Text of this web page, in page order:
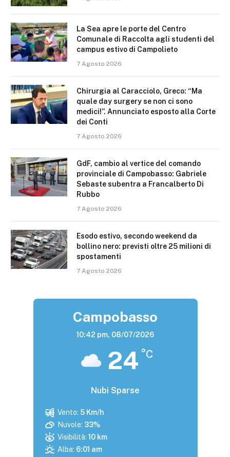
La Sea apre le porte del Centro
Comunale di Raccolta agli studenti del
campus estivo di Campolieto
7 Agosto 2026
Chirurgia al Caracciolo, Greco: “Ma
quale day surgery se non ci sono
medici!”. Annunciato esposto alla Corte
dei Conti
7 Agosto 2026
GdF, cambio al vertice del comando
provinciale di Campobasso: Gabriele
Sebaste subentra a Francalberto Di
Rubbo
7 Agosto 2026
Esodo estivo, secondo weekend da
bollino nero: previsti oltre 25 milioni di
spostamenti
7 Agosto 2026
Campobasso
10:42 pm, 08/07/2026
24 °C
Nubi Sparse
Vento: 5 Km/h
Nuvole: 33%
Visibilità: 10 km
Alba: 6:01 am